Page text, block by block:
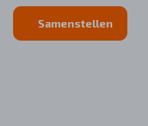
Samenstellen